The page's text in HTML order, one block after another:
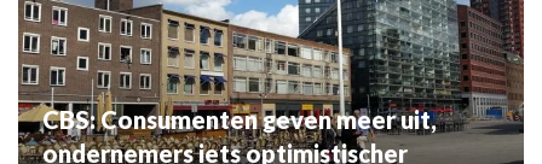
CBS: Consumenten geven meer uit,
ondernemers iets optimistischer